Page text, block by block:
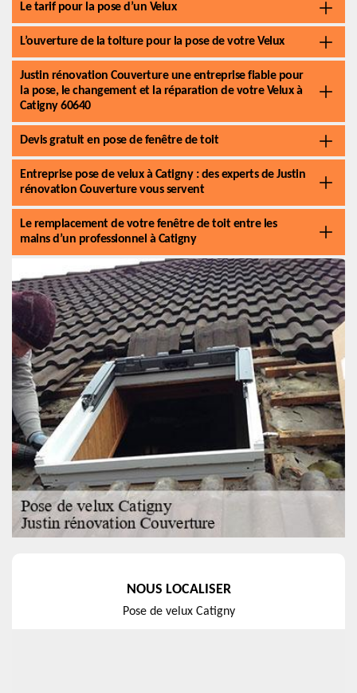
Le tarif pour la pose d’un Velux
L’ouverture de la toiture pour la pose de votre Velux
Justin rénovation Couverture une entreprise fiable pour
la pose, le changement et la réparation de votre Velux à
Catigny 60640
Devis gratuit en pose de fenêtre de toit
Entreprise pose de velux à Catigny : des experts de Justin
rénovation Couverture vous servent
Le remplacement de votre fenêtre de toit entre les
mains d’un professionnel à Catigny
NOUS LOCALISER
Pose de velux Catigny